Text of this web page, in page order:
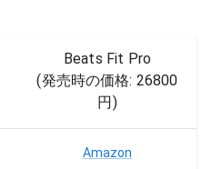
Beats Fit Pro
(発売時の価格: 26800
円)
Amazon